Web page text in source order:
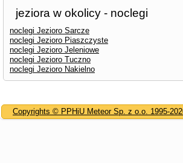
jeziora w okolicy - noclegi
noclegi Jezioro Sarcze
noclegi Jezioro Piaszczyste
noclegi Jezioro Jeleniowe
noclegi Jezioro Tuczno
noclegi Jezioro Nakielno
Copyrights © PPHiU Meteor Sp. z o.o. 1995-